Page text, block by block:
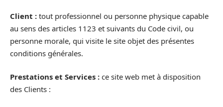
Client : tout professionnel ou personne physique capable
au sens des articles 1123 et suivants du Code civil, ou
personne morale, qui visite le site objet des présentes
conditions générales.
Prestations et Services : ce site web met à disposition
des Clients :